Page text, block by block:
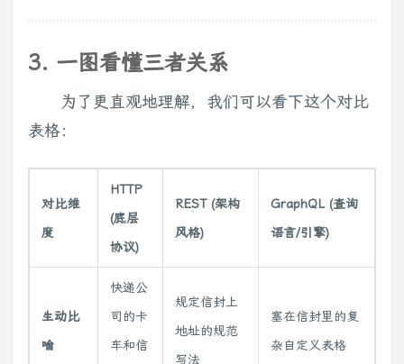
3. 一图看懂三者关系
为了更直观地理解，我们可以看下这个对比
表格：
对比维
度
HTTP
(底层
协议)
REST (架构
风格)
GraphQL (查询
语言/引擎)
生动比
喻
快递公
司的卡
车和信
规定信封上
地址的规范
写法
塞在信封里的复
杂自定义表格